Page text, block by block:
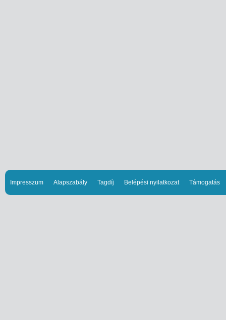
Impresszum Alapszabály Tagdíj Belépési nyilatkozat Támogatás